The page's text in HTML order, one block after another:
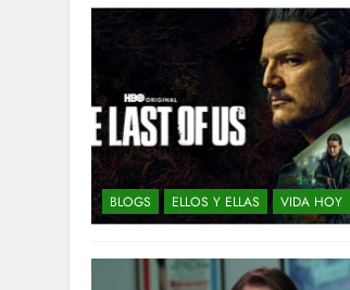
BLOGS ELLOS Y ELLAS VIDA HOY